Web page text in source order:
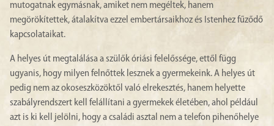
mutogatnak egymásnak, amiket nem megéltek, hanem
megörökítettek, átalakítva ezzel embertársaikhoz és Istenhez fűződő
kapcsolataikat.
A helyes út megtalálása a szülők óriási felelőssége, ettől függ
ugyanis, hogy milyen felnőttek lesznek a gyermekeink. A helyes út
pedig nem az okoseszközöktől való elrekesztés, hanem helyette
szabályrendszert kell felállítani a gyermekek életében, ahol például
azt is ki kell jelölni, hogy a családi asztal nem a telefon pihenőhelye